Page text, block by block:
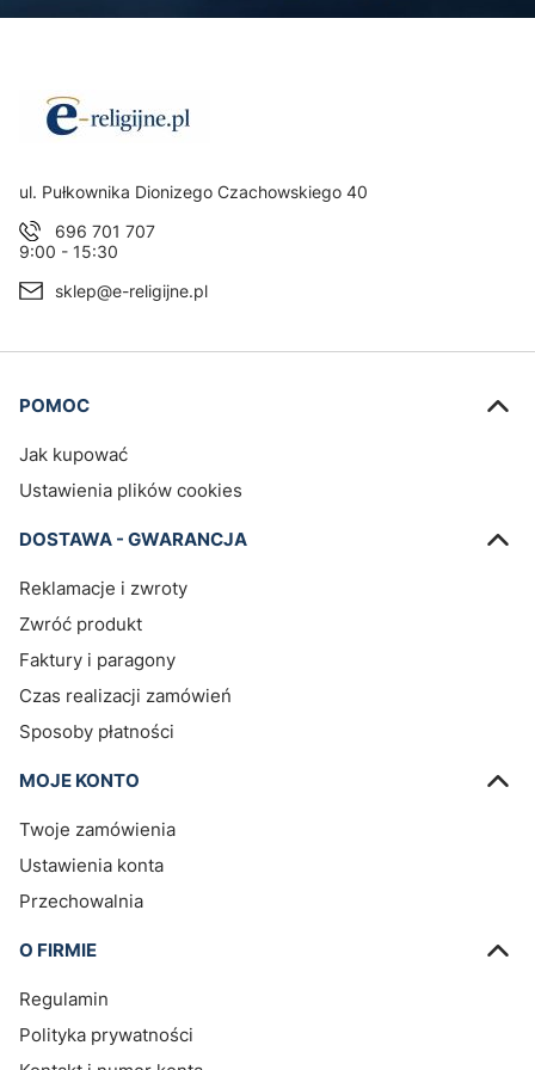
Adres:
ul. Pułkownika Dionizego Czachowskiego 40
696 701 707
9:00 - 15:30
sklep@e-religijne.pl
Linki w stopce
POMOC
Jak kupować
Ustawienia plików cookies
DOSTAWA - GWARANCJA
Reklamacje i zwroty
Zwróć produkt
Faktury i paragony
Czas realizacji zamówień
Sposoby płatności
MOJE KONTO
Twoje zamówienia
Ustawienia konta
Przechowalnia
O FIRMIE
Regulamin
Polityka prywatności